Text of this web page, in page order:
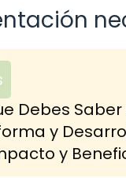
Debes
y
y